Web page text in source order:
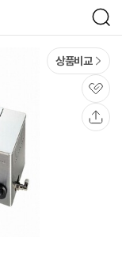
검
색
상품비교
관
심